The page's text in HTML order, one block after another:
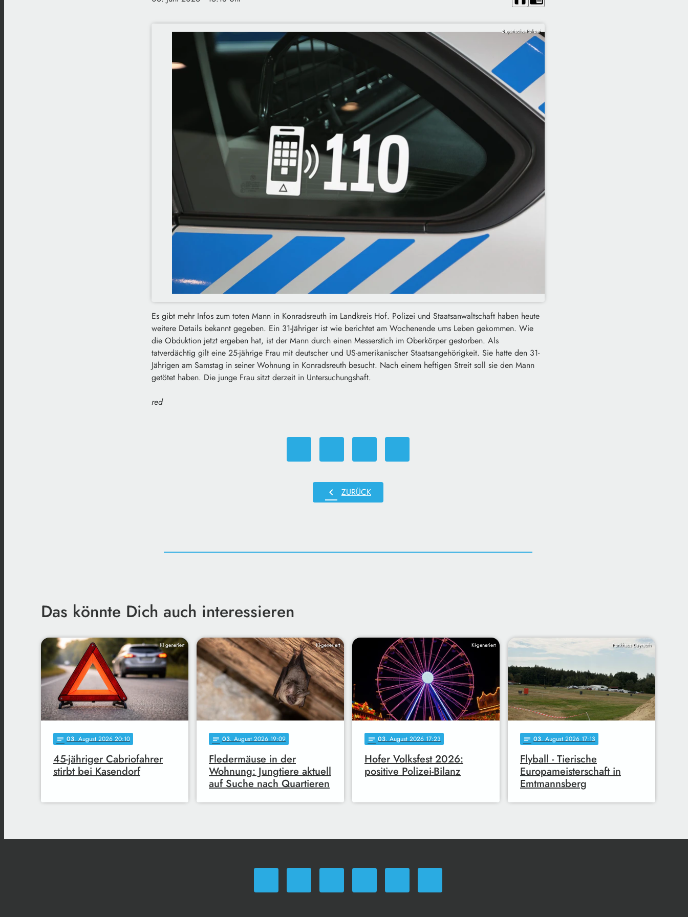
Bayerische Polizei
Es gibt mehr Infos zum toten Mann in Konradsreuth im Landkreis Hof. Polizei und Staatsanwaltschaft haben heute
weitere Details bekannt gegeben. Ein 31-Jähriger ist wie berichtet am Wochenende ums Leben gekommen. Wie
die Obduktion jetzt ergeben hat, ist der Mann durch einen Messerstich im Oberkörper gestorben. Als
tatverdächtig gilt eine 25-jährige Frau mit deutscher und US-amerikanischer Staatsangehörigkeit. Sie hatte den 31-
Jährigen am Samstag in seiner Wohnung in Konradsreuth besucht. Nach einem heftigen Streit soll sie den Mann
getötet haben. Die junge Frau sitzt derzeit in Untersuchungshaft.
red
chevron_left ZURÜCK
Das könnte Dich auch interessieren
KI generiert
notes 03. August 2026 20:10
45-jähriger Cabriofahrer
stirbt bei Kasendorf
KI-generiert
notes 03. August 2026 19:09
Fledermäuse in der
Wohnung: Jungtiere aktuell
auf Suche nach Quartieren
KI-generiert
notes 03. August 2026 17:23
Hofer Volksfest 2026:
positive Polizei-Bilanz
Funkhaus Bayreuth
notes 03. August 2026 17:13
Flyball - Tierische
Europameisterschaft in
Emtmannsberg